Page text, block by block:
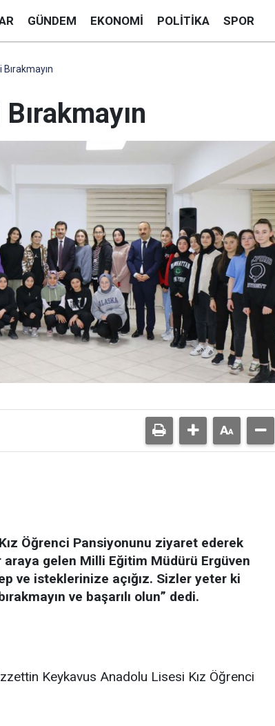
GÜNDEM EKONOMI POLITIKA SPOR
Öğrenci Pansiyonunu ziyaret ederek
gelen Milli Eğitim Müdürü Ergüven
ve isteklerinize açığız. Sizler yeter ki
ve başarılı olun” dedi.
Keykavus Anadolu Lisesi Kız Öğrenci